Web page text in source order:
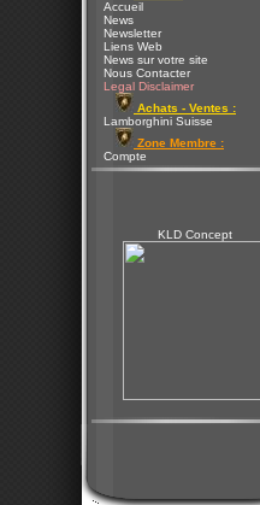
Accueil
News
Newsletter
Liens Web
News sur votre site
Nous Contacter
Legal Disclaimer
Achats - Ventes :
Lamborghini Suisse
Zone Membre :
Compte
KLD Concept